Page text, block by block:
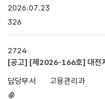
있음
2026.07.23
326
2724
[공고] [제2026-166호] 대전지방고용노동청서산지청 공무직근로자(고객지원
고용관리과